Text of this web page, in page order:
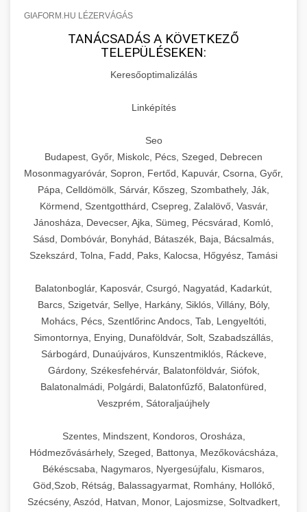
GIAFORM.HU LÉZERVÁGÁS
TANÁCSADÁS A KÖVETKEZŐ
TELEPÜLÉSEKEN:
Keresőoptimalizálás
Linképítés
Seo
Budapest, Győr, Miskolc, Pécs, Szeged, Debrecen
Mosonmagyaróvár, Sopron, Fertőd, Kapuvár, Csorna, Győr,
Pápa, Celldömölk, Sárvár, Kőszeg, Szombathely, Ják,
Körmend, Szentgotthárd, Csepreg, Zalalövő, Vasvár,
Jánosháza, Devecser, Ajka, Sümeg, Pécsvárad, Komló,
Sásd, Dombóvár, Bonyhád, Bátaszék, Baja, Bácsalmás,
Szekszárd, Tolna, Fadd, Paks, Kalocsa, Hőgyész, Tamási
Balatonboglár, Kaposvár, Csurgó, Nagyatád, Kadarkút,
Barcs, Szigetvár, Sellye, Harkány, Siklós, Villány, Bóly,
Mohács, Pécs, Szentlőrinc Andocs, Tab, Lengyeltóti,
Simontornya, Enying, Dunaföldvár, Solt, Szabadszállás,
Sárbogárd, Dunaújváros, Kunszentmiklós, Ráckeve,
Gárdony, Székesfehérvár, Balatonföldvár, Siófok,
Balatonalmádi, Polgárdi, Balatonfűzfő, Balatonfüred,
Veszprém, Sátoraljaújhely
Szentes, Mindszent, Kondoros, Orosháza,
Hódmezővásárhely, Szeged, Battonya, Mezőkovácsháza,
Békéscsaba, Nagymaros, Nyergesújfalu, Kismaros,
Göd,Szob, Rétság, Balassagyarmat, Romhány, Hollókő,
Szécsény, Aszód, Hatvan, Monor, Lajosmizse, Soltvadkert,